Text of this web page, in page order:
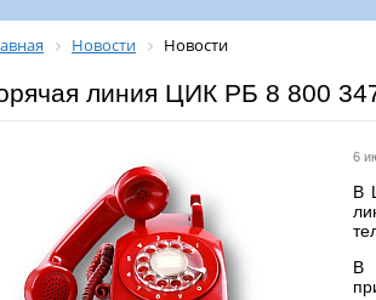
Новости Новости
линия ЦИК РБ 8 800
6
В
В